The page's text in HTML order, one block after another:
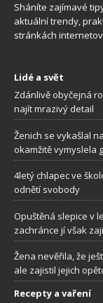
Sháníte zajímavé
aktuální trendy,
stránkách
Lidé a svět
Zdánlivě obyčejná
najít mrazivý detail
Ženich se vykašlal
okamžitě vymyslela
4letý chlapec ve
odnětí svobody
Opuštěná slepice v
zachránce jí však
Žena nevěřila, že
ale zajistil jejich
Recepty a vaření